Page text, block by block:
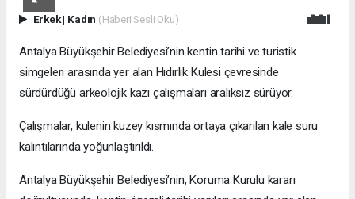
Erkek| Kadın (Haberi Sesli Oku)
Antalya Büyükşehir Belediyesi’nin kentin tarihi ve turistik
simgeleri arasında yer alan Hıdırlık Kulesi çevresinde
sürdürdüğü arkeolojik kazı çalışmaları aralıksız sürüyor.
Çalışmalar, kulenin kuzey kısmında ortaya çıkarılan kale suru
kalıntılarında yoğunlaştırıldı.
Antalya Büyükşehir Belediyesi’nin, Koruma Kurulu kararı